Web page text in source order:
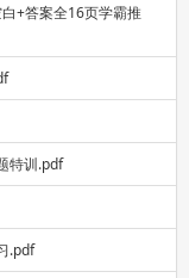
+答案全16页学霸推
特训.pdf
.pdf